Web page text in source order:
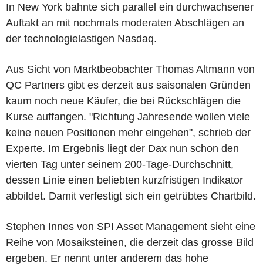
In New York bahnte sich parallel ein durchwachsener
Auftakt an mit nochmals moderaten Abschlägen an
der technologielastigen Nasdaq.
Aus Sicht von Marktbeobachter Thomas Altmann von
QC Partners gibt es derzeit aus saisonalen Gründen
kaum noch neue Käufer, die bei Rückschlägen die
Kurse auffangen. "Richtung Jahresende wollen viele
keine neuen Positionen mehr eingehen", schrieb der
Experte. Im Ergebnis liegt der Dax nun schon den
vierten Tag unter seinem 200-Tage-Durchschnitt,
dessen Linie einen beliebten kurzfristigen Indikator
abbildet. Damit verfestigt sich ein getrübtes Chartbild.
Stephen Innes von SPI Asset Management sieht eine
Reihe von Mosaiksteinen, die derzeit das grosse Bild
ergeben. Er nennt unter anderem das hohe